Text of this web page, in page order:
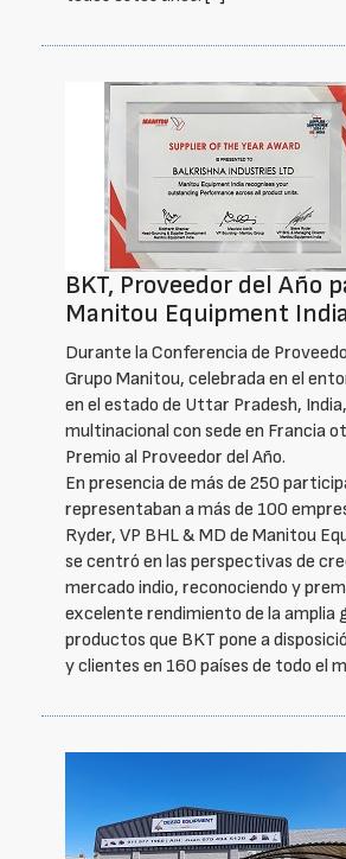
BKT, Proveedor del Año
Manitou Equipment
Durante la Conferencia de
Grupo Manitou, celebrada en el
en el estado de Uttar Pradesh,
multinacional con sede en Francia
Premio al Proveedor del Año.
En presencia de más de 250
representaban a más de 100
Ryder, VP BHL & MD de Manitou
se centró en las perspectivas de
mercado indio, reconociendo y
excelente rendimiento de la amplia
productos que BKT pone a
y clientes en 160 países de todo el